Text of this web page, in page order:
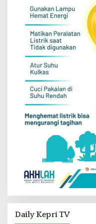
Daily Kepri TV